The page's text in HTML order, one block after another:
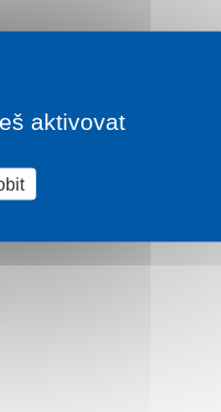
aktivovat